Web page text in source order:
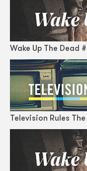
Wake Up The Dead
Television Rules